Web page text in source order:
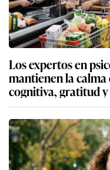
Los expertos en
mantienen la
cognitiva, gratitud